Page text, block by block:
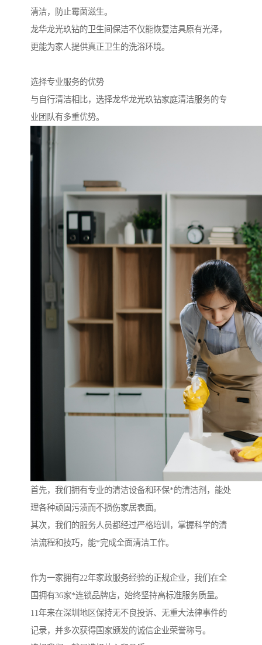
清洁，防止霉菌滋生。
龙华龙光玖钻的卫生间保洁不仅能恢复洁具原有光泽，
更能为家人提供真正卫生的洗浴环境。
选择专业服务的优势
与自行清洁相比，选择龙华龙光玖钻家庭清洁服务的专
业团队有多重优势。
首先，我们拥有专业的清洁设备和环保*的清洁剂，能处
理各种顽固污渍而不损伤家居表面。
其次，我们的服务人员都经过严格培训，掌握科学的清
洁流程和技巧，能*完成全面清洁工作。
作为一家拥有22年家政服务经验的正规企业，我们在全
国拥有36家*连锁品牌店，始终坚持高标准服务质量。
11年来在深圳地区保持无不良投诉、无重大法律事件的
记录，并多次获得国家颁发的诚信企业荣誉称号。